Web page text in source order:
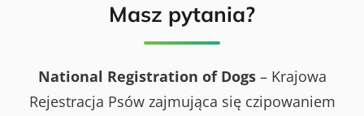
Masz pytania?
National Registration of Dogs– Krajowa
Rejestracja Psów zajmująca się czipowaniem